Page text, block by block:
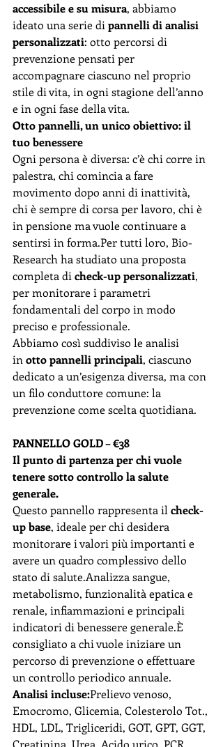
accessibile e su misura, abbiamo
ideato una serie di pannelli di analisi
personalizzati: otto percorsi di
prevenzione pensati per
accompagnare ciascuno nel proprio
stile di vita, in ogni stagione dell’anno
e in ogni fase della vita.
Otto pannelli, un unico obiettivo: il
tuo benessere
Ogni persona è diversa: c’è chi corre in
palestra, chi comincia a fare
movimento dopo anni di inattività,
chi è sempre di corsa per lavoro, chi è
in pensione ma vuole continuare a
sentirsi in forma.Per tutti loro, Bio-
Research ha studiato una proposta
completa di check-up personalizzati,
per monitorare i parametri
fondamentali del corpo in modo
preciso e professionale.
Abbiamo così suddiviso le analisi
in otto pannelli principali, ciascuno
dedicato a un’esigenza diversa, ma con
un filo conduttore comune: la
prevenzione come scelta quotidiana.
PANNELLO GOLD – €38
Il punto di partenza per chi vuole
tenere sotto controllo la salute
generale.
Questo pannello rappresenta il check-
up base, ideale per chi desidera
monitorare i valori più importanti e
avere un quadro complessivo dello
stato di salute.Analizza sangue,
metabolismo, funzionalità epatica e
renale, infiammazioni e principali
indicatori di benessere generale.È
consigliato a chi vuole iniziare un
percorso di prevenzione o effettuare
un controllo periodico annuale.
Analisi incluse:Prelievo venoso,
Emocromo, Glicemia, Colesterolo Tot.,
HDL, LDL, Trigliceridi, GOT, GPT, GGT,
Creatinina, Urea, Acido urico, PCR,